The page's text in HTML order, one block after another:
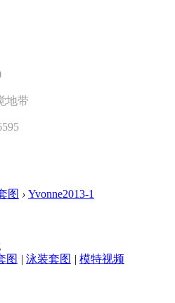
地带
图 › Yvonne2013-1
图 | 泳装套图 | 模特视频